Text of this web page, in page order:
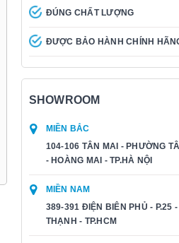
ĐÚNG CHẤT LƯỢNG
ĐƯỢC BẢO HÀNH CHÍNH
SHOWROOM
MIỀN BẮC
104-106 TÂN MAI - PHƯỜNG
- HOÀNG MAI - TP.HÀ NỘI
MIỀN NAM
389-391 ĐIỆN BIÊN PHỦ - P.25 -
THẠNH - TP.HCM